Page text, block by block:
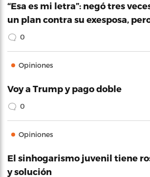
“Esa es mi letra”: negó tres
un plan contra su exesposa,
0
Opiniones
Voy a Trump y pago doble
0
Opiniones
El sinhogarismo juvenil tiene
y solución